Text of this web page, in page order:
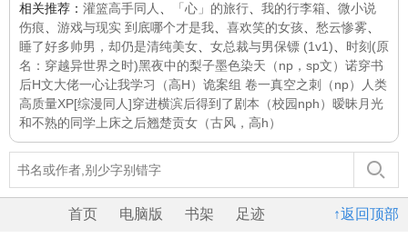
相关推荐： 灌篮高手同人 「心」的旅行 我的行李箱
微小说
伤痕
游戏与现实 到底哪个才是我 喜欢笑的女孩 愁云惨雾
睡了好多帅男，却仍是清纯美女
女总裁与男保镖 (1v1)
时刻(原
名：穿越异世界之时)黑夜中的梨子墨色染天（np，sp文） 诺穿书
后H文大佬一心让我学习（高H） 诡案组 卷一真空之刺（np）
人类
高质量XP[综漫同人]穿进横滨后得到了剧本 （校园nph）暧昧月光
和不熟的同学上床之后翘楚贡女（古风，高h）
↑返回顶部
首页 电脑版 书架 足迹